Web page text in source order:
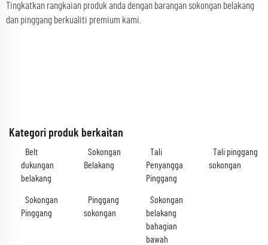
Tingkatkan rangkaian produk anda dengan barangan sokongan belakang
dan pinggang berkualiti premium kami.
Kategori produk berkaitan
Belt
dukungan
belakang
Sokongan
Belakang
Tali
Penyangga
Pinggang
Tali pinggang
sokongan
Sokongan
Pinggang
Pinggang
sokongan
Sokongan
belakang
bahagian
bawah